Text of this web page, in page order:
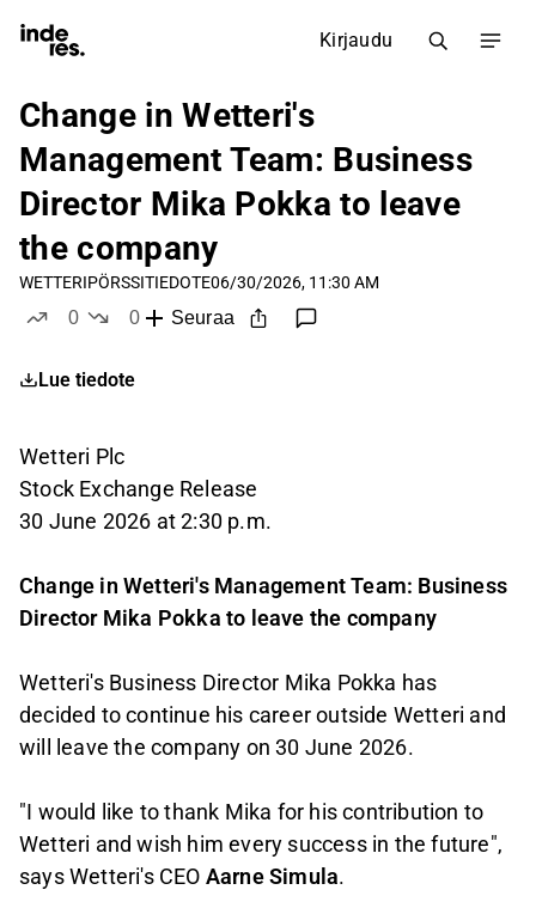
Kirjaudu
Change in Wetteri's
Management Team: Business
Director Mika Pokka to leave
the company
WETTERIPÖRSSITIEDOTE06/30/2026, 11:30 AM
0
0
Seuraa
Lue tiedote
Wetteri Plc
Stock Exchange Release
30 June 2026 at 2:30 p.m.
Change in Wetteri's Management Team: Business
Director Mika Pokka to leave the company
Wetteri's Business Director Mika Pokka has
decided to continue his career outside Wetteri and
will leave the company on 30 June 2026.
"I would like to thank Mika for his contribution to
Wetteri and wish him every success in the future",
says Wetteri's CEO Aarne Simula.